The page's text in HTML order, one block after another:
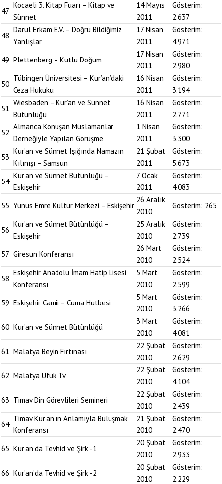
47
Kocaeli 3. Kitap Fuarı – Kitap ve
Sünnet
14 Mayıs
2011
Gösterim:
2.637
48
Darul Erkam E.V. – Doğru Bildiğimiz
Yanlışlar
17 Nisan
2011
Gösterim:
4.971
49 Plettenberg – Kutlu Doğum
17 Nisan
2011
Gösterim:
2.980
50
Tübingen Üniversitesi – Kur’an’daki
Ceza Hukuku
16 Nisan
2011
Gösterim:
3.194
51
Wiesbaden – Kur’an ve Sünnet
Bütünlüğü
16 Nisan
2011
Gösterim:
2.771
52
Almanca Konuşan Müslamanlar
Derneğiyle Yapılan Görüşme
1 Nisan
2011
Gösterim:
3.300
53
Kur’an ve Sünnet Işığında Namazın
Kılınışı – Samsun
21 Şubat
2011
Gösterim:
5.673
54
Kur’an ve Sünnet Bütünlüğü –
Eskişehir
7 Ocak
2011
Gösterim:
4.083
55 Yunus Emre Kültür Merkezi – Eskişehir
26 Aralık
2010
Gösterim: 265
56
Kur’an ve Sünnet Bütünlüğü –
Eskişehir
25 Aralık
2010
Gösterim:
2.739
57 Giresun Konferansı
26 Mart
2010
Gösterim:
2.524
58
Eskişehir Anadolu İmam Hatip Lisesi
Konferansı
5 Mart
2010
Gösterim:
2.599
59 Eskişehir Camii – Cuma Hutbesi
5 Mart
2010
Gösterim:
3.266
60 Kur’an ve Sünnet Bütünlüğü
3 Mart
2010
Gösterim:
4.081
61 Malatya Beyin Fırtınası
22 Şubat
2010
Gösterim:
2.629
62 Malatya Ufuk Tv
22 Şubat
2010
Gösterim:
4.104
63 Timav Din Görevlileri Semineri
22 Şubat
2010
Gösterim:
2.439
64
Timav Kur’an’ın Anlamıyla Buluşmak
Konferansı
21 Şubat
2010
Gösterim:
2.470
65 Kur’an’da Tevhid ve Şirk -1
20 Şubat
2010
Gösterim:
2.933
66 Kur’an’da Tevhid ve Şirk -2
20 Şubat
2010
Gösterim:
2.229